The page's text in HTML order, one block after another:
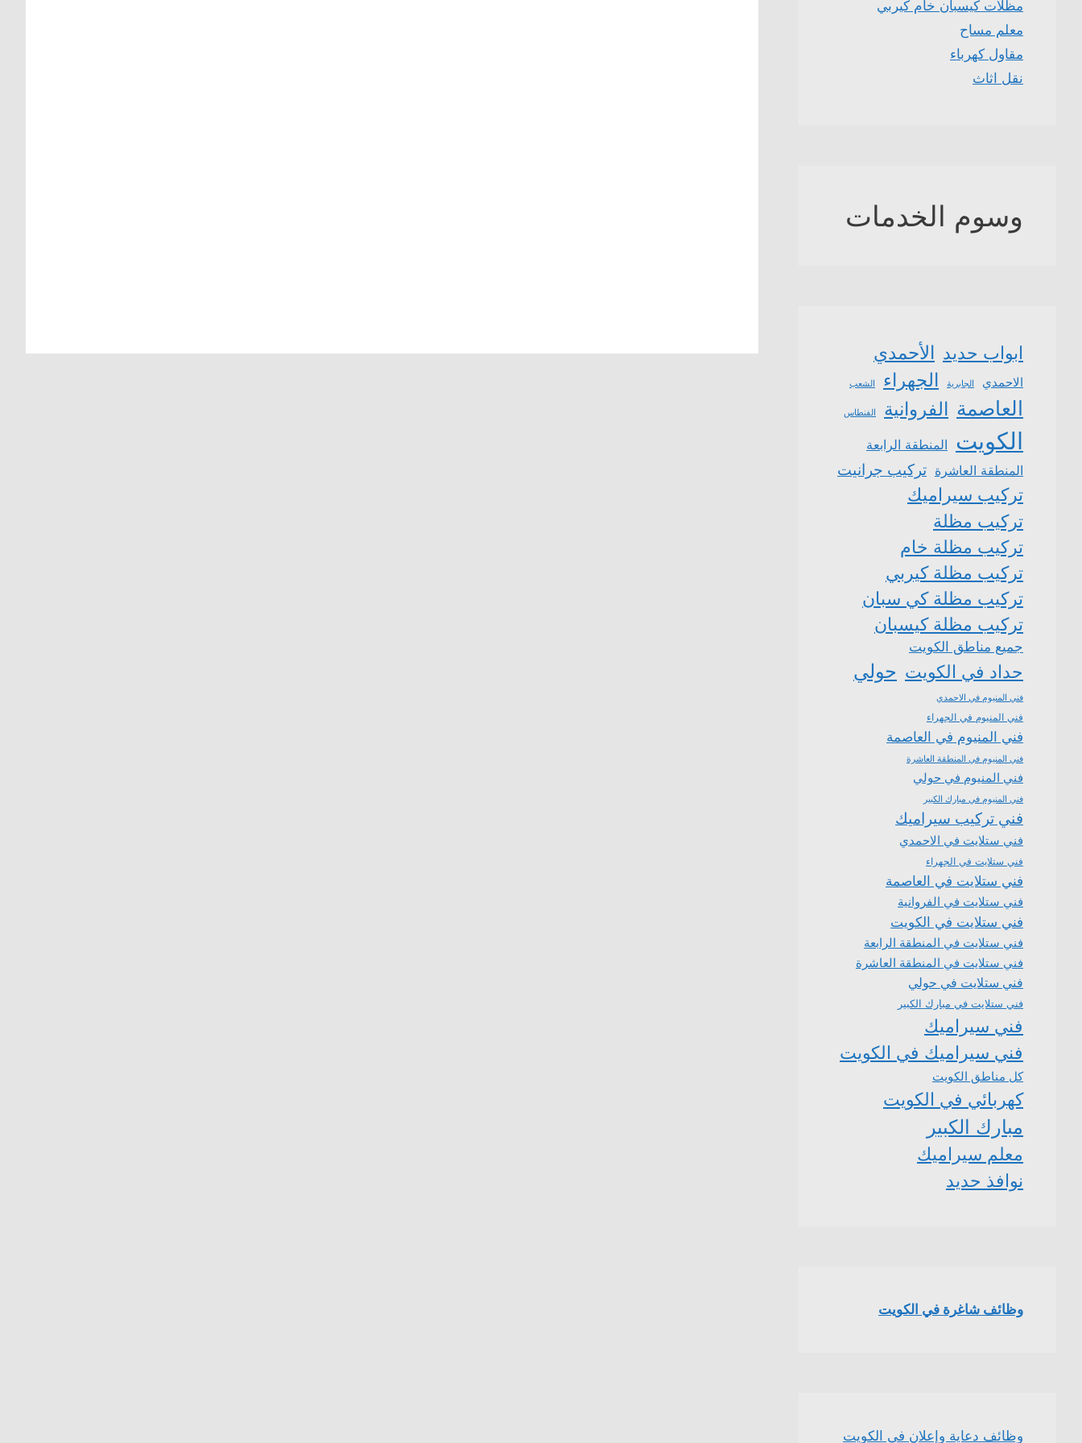
مظلات كيسبان خام كيربي
معلم مساح
مقاول كهرباء
نقل اثاث
وسوم الخدمات
ابواب حديد الأحمدي
الاحمدي الجابرية الجهراء الشعب
العاصمة الفروانية الفنطاس
الكويت المنطقة الرابعة
المنطقة العاشرة تركيب جرانيت
تركيب سيراميك
تركيب مظلة
تركيب مظلة خام
تركيب مظلة كيربي
تركيب مظلة كي سبان
تركيب مظلة كيسبان
جميع مناطق الكويت
حداد في الكويت حولي
فني المنيوم في الاحمدي
فني المنيوم في الجهراء
فني المنيوم في العاصمة
فني المنيوم في المنطقة العاشرة
فني المنيوم في حولي
فني المنيوم في مبارك الكبير
فني تركيب سيراميك
فني ستلايت في الاحمدي
فني ستلايت في الجهراء
فني ستلايت في العاصمة
فني ستلايت في الفروانية
فني ستلايت في الكويت
فني ستلايت في المنطقة الرابعة
فني ستلايت في المنطقة العاشرة
فني ستلايت في حولي
فني ستلايت في مبارك الكبير
فني سيراميك
فني سيراميك في الكويت
كل مناطق الكويت
كهربائي في الكويت
مبارك الكبير
معلم سيراميك
نوافذ حديد
وظائف شاغرة في الكويت
وظائف دعاية وإعلان في الكويت